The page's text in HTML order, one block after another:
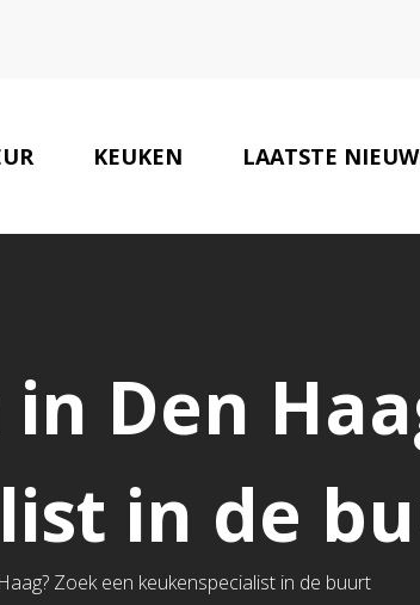
KEUKEN LAATSTE
Den
in de
Zoek een keukenspecialist in de buurt